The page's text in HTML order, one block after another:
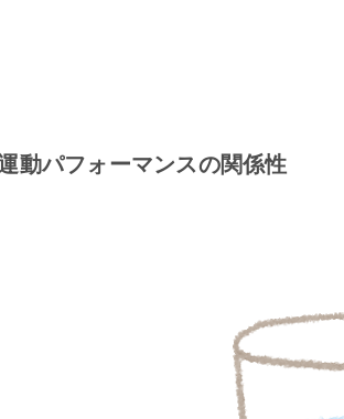
動パフォーマンスの関係性